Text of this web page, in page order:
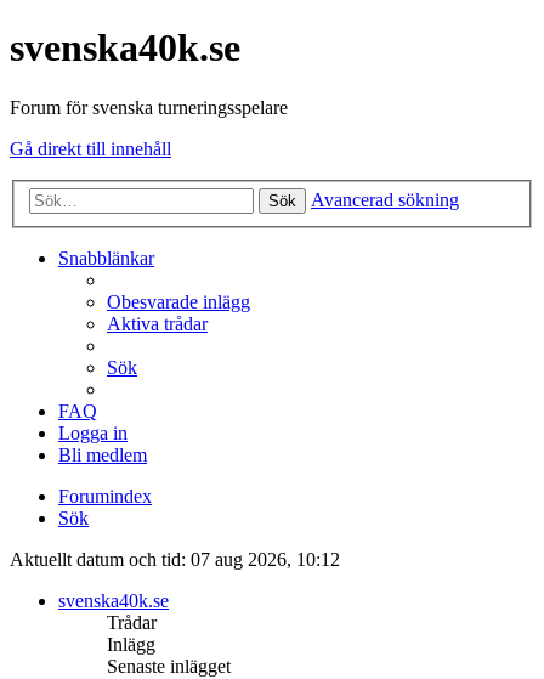
svenska40k.se
Forum för svenska turneringsspelare
Gå direkt till innehåll
Sök Avancerad sökning
Snabblänkar
Obesvarade inlägg
Aktiva trådar
Sök
FAQ
Logga in
Bli medlem
Forumindex
Sök
Aktuellt datum och tid: 07 aug 2026, 10:12
svenska40k.se
Trådar
Inlägg
Senaste inlägget